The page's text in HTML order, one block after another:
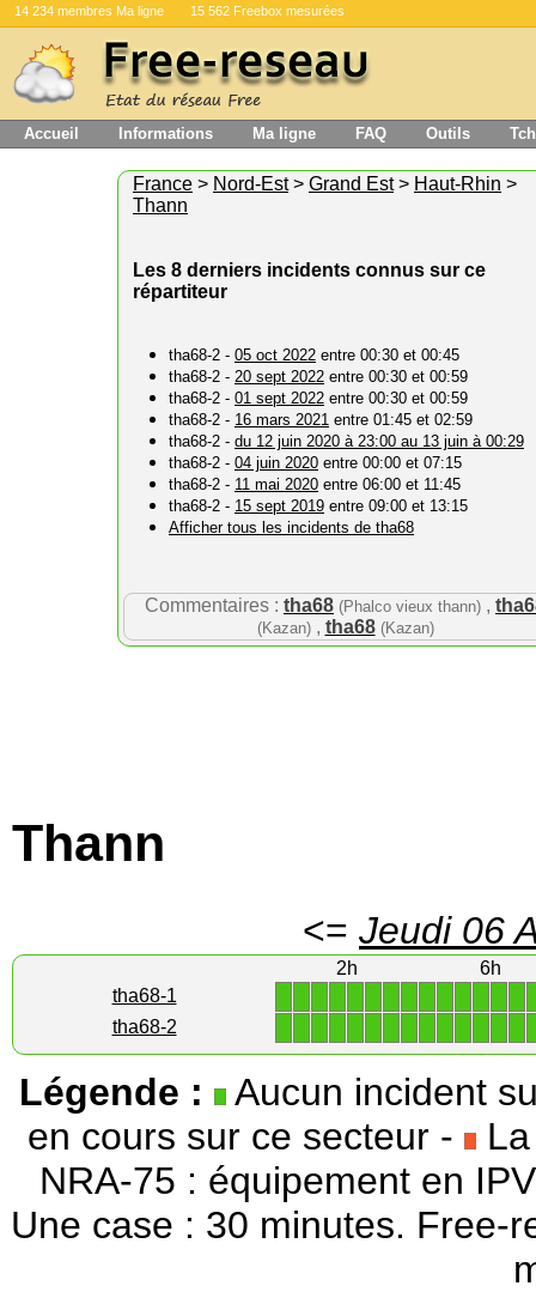
14 234 membres Ma ligne 15 562 Freebox mesurées
Accueil Informations Ma ligne FAQ Outils
France > Nord-Est> Grand Est> Haut-Rhin >
Thann
Les 8 derniers incidents connus sur ce
répartiteur
tha68-2 - 05 oct 2022 entre 00:30 et 00:45
tha68-2 - 20 sept 2022 entre 00:30 et 00:59
tha68-2 - 01 sept 2022 entre 00:30 et 00:59
tha68-2 - 16 mars 2021 entre 01:45 et 02:59
tha68-2 - du 12 juin 2020 à 23:00 au 13 juin à 00:29
tha68-2 - 04 juin 2020 entre 00:00 et 07:15
tha68-2 - 11 mai 2020 entre 06:00 et 11:45
tha68-2 - 15 sept 2019 entre 09:00 et 13:15
Afficher tous les incidents de tha68
Commentaires : tha68 (Phalco vieux thann) ,
(Kazan), tha68 (Kazan)
Thann
<= Jeudi 06
2h
6h
tha68-1
tha68-2
Légende :
Aucun incident
en cours sur ce secteur - La
NRA-75 : équipement en
Une case : 30 minutes. Free-